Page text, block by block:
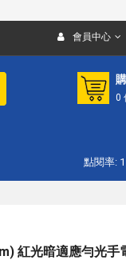
會員中心
0
點閱率:
紅光暗適應勻光手